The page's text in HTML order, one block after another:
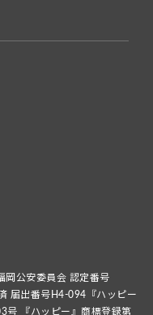
岡公安委員会 認定番号
届出番号H4-094『ハッピー
号 『ハッピー』商標登録第